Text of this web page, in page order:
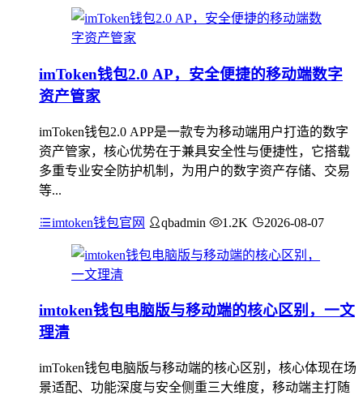
imToken钱包2.0 AP，安全便捷的移动端数字
资产管家
imToken钱包2.0 APP是一款专为移动端用户打造的数字
资产管家，核心优势在于兼具安全性与便捷性，它搭载
多重专业安全防护机制，为用户的数字资产存储、交易
等...
imtoken钱包官网 qbadmin 1.2K 2026-08-07
imtoken钱包电脑版与移动端的核心区别，一文
理清
imToken钱包电脑版与移动端的核心区别，核心体现在场
景适配、功能深度与安全侧重三大维度，移动端主打随